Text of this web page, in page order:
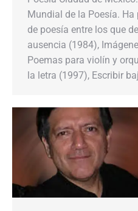
Mundial de la Poesía.
de poesía entre los que
ausencia (1984),
Poemas para violín y
la letra (1997), Escribir